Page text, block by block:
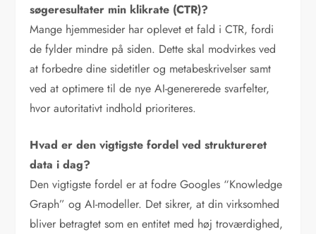
søgeresultater min klikrate (CTR)?
Mange hjemmesider har oplevet et fald i CTR, fordi
de fylder mindre på siden. Dette skal modvirkes ved
at forbedre dine sidetitler og metabeskrivelser samt
ved at optimere til de nye AI-genererede svarfelter,
hvor autoritativt indhold prioriteres.
Hvad er den vigtigste fordel ved struktureret
data i dag?
Den vigtigste fordel er at fodre Googles “Knowledge
Graph” og AI-modeller. Det sikrer, at din virksomhed
bliver betragtet som en entitet med høj troværdighed,